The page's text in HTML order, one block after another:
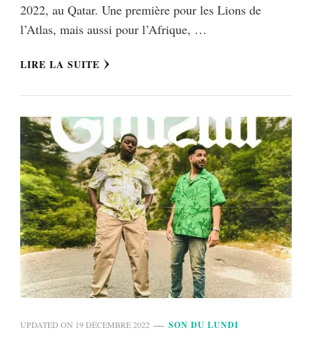
2022, au Qatar. Une première pour les Lions de
l’Atlas, mais aussi pour l’Afrique, …
LIRE LA SUITE
UPDATED ON 19 DÉCEMBRE 2022 SON DU LUNDI